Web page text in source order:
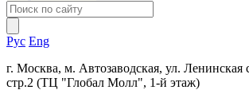
Рус Eng
г. Москва, м. Автозаводская, ул. Ленинская
стр.2 (ТЦ "Глобал Молл", 1-й этаж)